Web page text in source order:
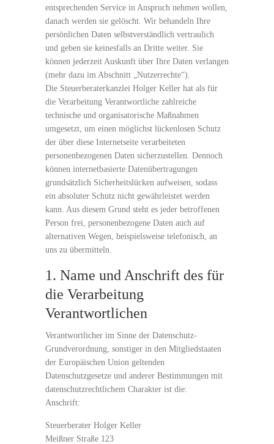
entsprechenden Service in Anspruch nehmen wollen,
danach werden sie gelöscht. Wir behandeln Ihre
persönlichen Daten selbstverständlich vertraulich
und geben sie keinesfalls an Dritte weiter. Sie
können jederzeit Auskunft über Ihre Daten verlangen
(mehr dazu im Abschnitt „Nutzerrechte“).
Die Steuerberaterkanzlei Holger Keller hat als für
die Verarbeitung Verantwortliche zahlreiche
technische und organisatorische Maßnahmen
umgesetzt, um einen möglichst lückenlosen Schutz
der über diese Internetseite verarbeiteten
personenbezogenen Daten sicherzustellen. Dennoch
können internetbasierte Datenübertragungen
grundsätzlich Sicherheitslücken aufweisen, sodass
ein absoluter Schutz nicht gewährleistet werden
kann. Aus diesem Grund steht es jeder betroffenen
Person frei, personenbezogene Daten auch auf
alternativen Wegen, beispielsweise telefonisch, an
uns zu übermitteln.
1. Name und Anschrift des für
die Verarbeitung
Verantwortlichen
Verantwortlicher im Sinne der Datenschutz-
Grundverordnung, sonstiger in den Mitgliedstaaten
der Europäischen Union geltenden
Datenschutzgesetze und anderer Bestimmungen mit
datenschutzrechtlichem Charakter ist die:
Anschrift:
Steuerberater Holger Keller
Meißner Straße 123